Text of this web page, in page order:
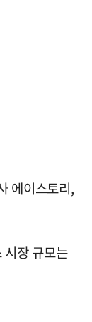
에이스토리,
시장 규모는